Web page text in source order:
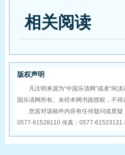
相关阅读
版权声明
凡注明来源为“中国乐清网”或者“闲淡
国乐清网所有。未经本网书面授权，不
您若对该稿件内容有任何疑问或质疑
0577-61528110 传真：0577-61523131